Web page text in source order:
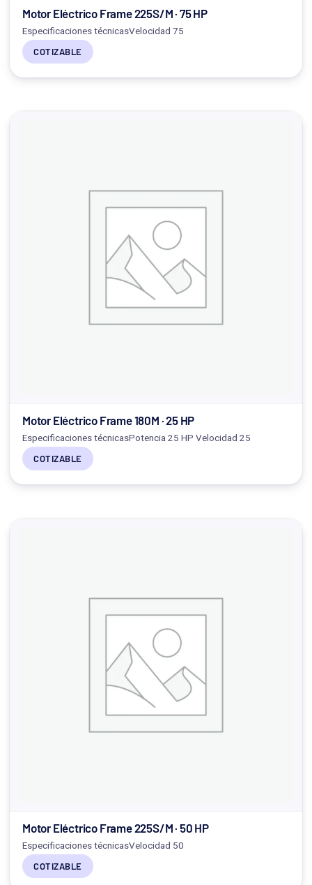
Motor Eléctrico Frame 225S/M · 75 HP
Especificaciones técnicasVelocidad 75
COTIZABLE
Motor Eléctrico Frame 180M · 25 HP
Especificaciones técnicasPotencia 25 HP Velocidad 25
COTIZABLE
Motor Eléctrico Frame 225S/M · 50 HP
Especificaciones técnicasVelocidad 50
COTIZABLE